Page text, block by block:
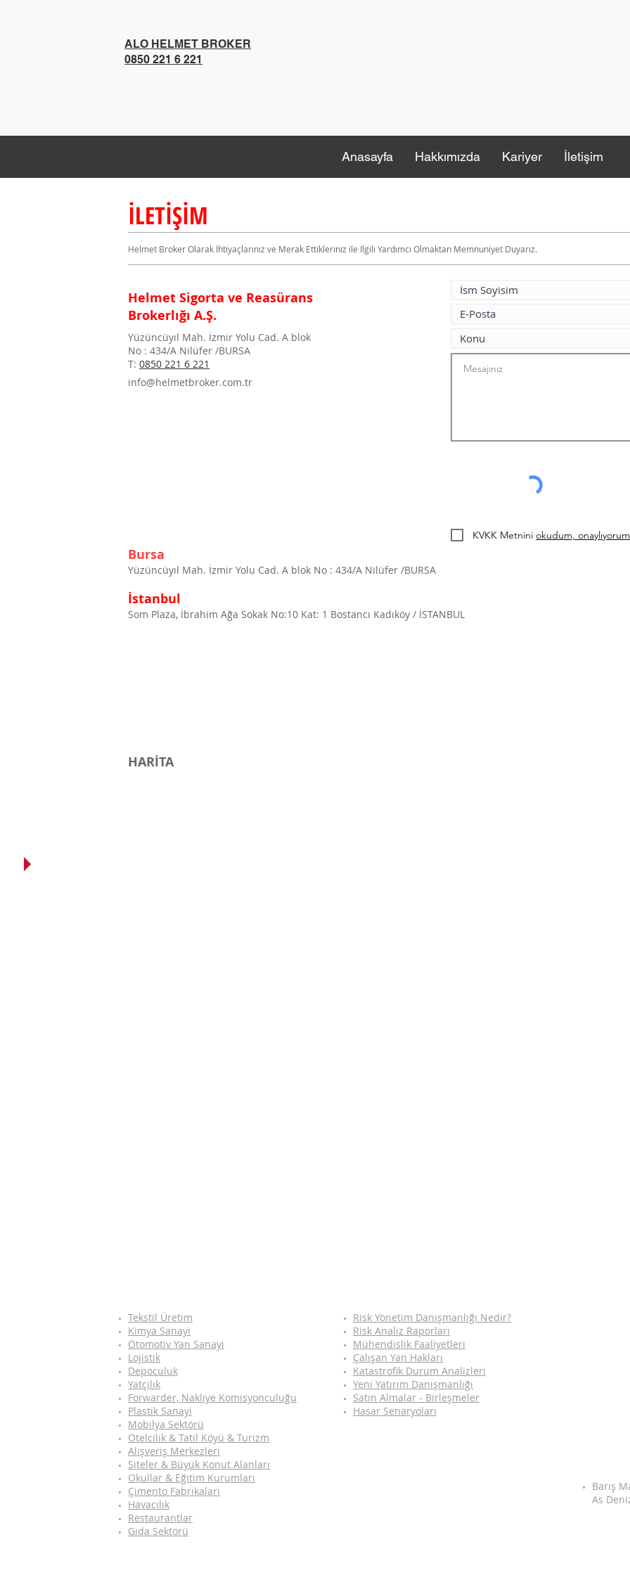
ALO HELMET BROKER
0850 221 6 221
Anasayfa Hakkımızda Kariyer İletişim
İLETİŞİM
Helmet Broker Olarak İhtiyaçlarınız ve Merak Ettikleriniz ile İlgili Yardımcı Olmaktan Memnuniyet Duyarız.
​Helmet Sigorta ve Reasürans
Brokerlığı A.Ş.
Yüzüncüyıl Mah. İzmir Yolu Cad. A blok
No : 434/A Nilüfer /BURSA
T: 0850 221 6 221
info@helmetbroker.com.tr
KVKK Metnini okudum,
Bursa
Yüzüncüyıl Mah. İzmir Yolu Cad. A blok No : 434/A Nilüfer /BURSA
İstanbul
Som Plaza, İbrahim Ağa Sokak No:10 Kat: 1 Bostancı Kadıköy / İSTANBUL
HARİTA
Tekstil Üretim
Kimya Sanayi
Otomotiv Yan Sanayi
Lojistik
Depoculuk
Yatçılık
Forwarder, Nakliye Komisyonculuğu
Plastik Sanayi
Mobilya Sektörü
Otelcilik & Tatil Köyü & Turizm
Alışveriş Merkezleri
Siteler & Büyük Konut Alanları
Okullar & Eğitim Kurumları
Çimento Fabrikaları
Havacılık
Restaurantlar
Gıda Sektörü
Risk Yönetim Danışmanlığı Nedir?
Risk Analiz Raporları
Mühendislik Faaliyetleri
Çalışan Yan Hakları
Katastrofik Durum Analizleri
Yeni Yatırım Danışmanlığı
Satın Almalar - Birleşmeler
Hasar Senaryoları
Barış
As